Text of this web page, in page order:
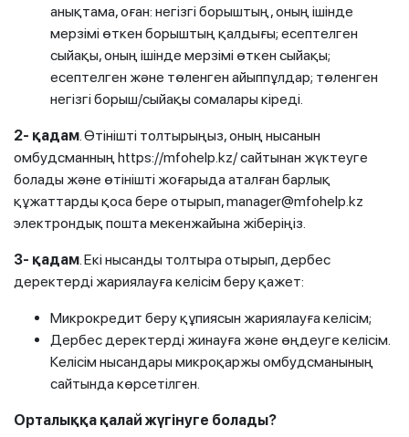
анықтама, оған: негізгі борыштың, оның ішінде
мерзімі өткен борыштың қалдығы; есептелген
сыйақы, оның ішінде мерзімі өткен сыйақы;
есептелген және төленген айыппұлдар; төленген
негізгі борыш/сыйақы сомалары кіреді.
2- қадам. Өтінішті толтырыңыз, оның нысанын
омбудсманның https://mfohelp.kz/ сайтынан жүктеуге
болады және өтінішті жоғарыда аталған барлық
құжаттарды қоса бере отырып, manager@mfohelp.kz
электрондық пошта мекенжайына жіберіңіз.
3- қадам. Екі нысанды толтыра отырып, дербес
деректерді жариялауға келісім беру қажет:
Микрокредит беру құпиясын жариялауға келісім;
Дербес деректерді жинауға және өңдеуге келісім.
Келісім нысандары микроқаржы омбудсманының
сайтында көрсетілген.
Орталыққа қалай жүгінуге болады?